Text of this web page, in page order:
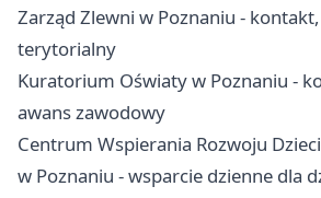
Zarząd Zlewni w Poznaniu -
terytorialny
Kuratorium Oświaty w Poznaniu -
awans zawodowy
Centrum Wspierania Rozwoju
w Poznaniu - wsparcie dzienne dla